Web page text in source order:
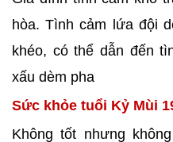
hòa. Tình cảm lứa đội
khéo, có thể dẫn đến
xấu dèm pha
Sức khỏe tuổi Kỷ Mùi
Không tốt nhưng